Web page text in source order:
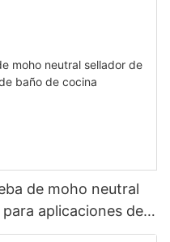
de moho neutral
aplicaciones de